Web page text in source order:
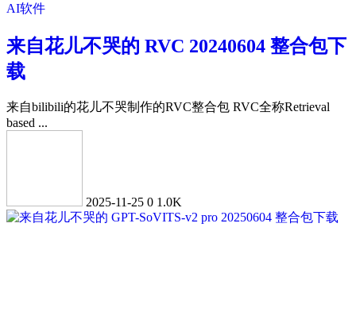
AI软件
来自花儿不哭的 RVC 20240604 整合包下
载
来自bilibili的花儿不哭制作的RVC整合包 RVC全称Retrieval
based ...
2025-11-25 0 1.0K